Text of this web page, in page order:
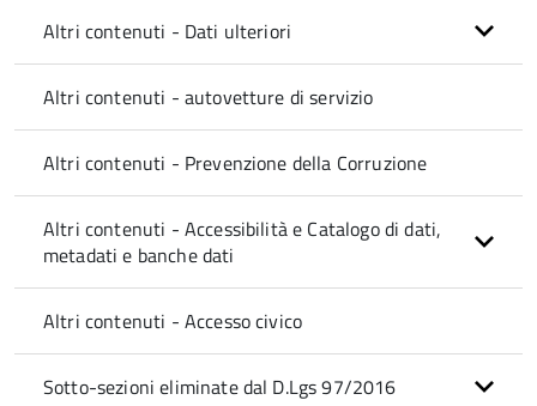
Altri contenuti - Dati ulteriori
Altri contenuti - autovetture di servizio
Altri contenuti - Prevenzione della Corruzione
Altri contenuti - Accessibilità e Catalogo di dati,
metadati e banche dati
Altri contenuti - Accesso civico
Sotto-sezioni eliminate dal D.Lgs 97/2016